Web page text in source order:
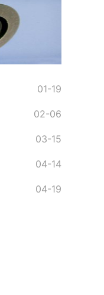
01-19
02-06
03-15
04-14
04-19